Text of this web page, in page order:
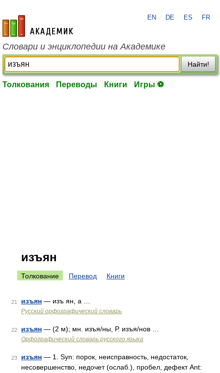
academic.ru
EN DE ES FR
Словари и энциклопедии на Академике
Найти!
Толкования Переводы Книги Игры ⚽
изъян
Толкование Перевод Книги
21 изъян — изъ ян, а …
Русский орфографический словарь
22 изъян — (2 м); мн. изъя/ны, Р. изъя/нов …
Орфографический словарь русского языка
23 изъян — 1. Syn: порок, неисправность, недостаток,
несовершенство, недочет (ослаб.), пробел, дефект Ant: